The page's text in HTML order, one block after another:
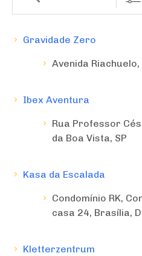
Gravidade Zero
Avenida Riachuelo,
Ibex Aventura
Rua Professor
da Boa Vista, SP
Kasa da Escalada
Condomínio RK,
casa 24, Brasília,
Kletterzentrum